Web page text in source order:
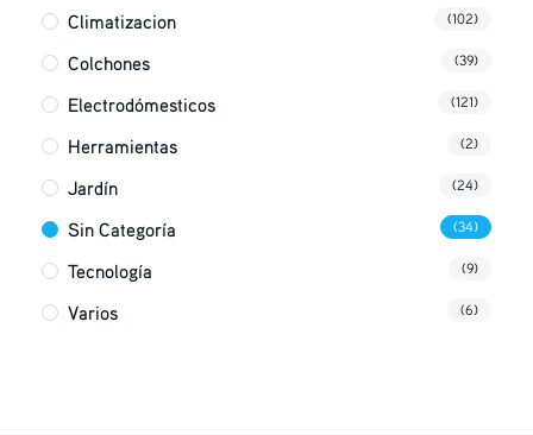
Climatizacion (102)
Colchones (39)
Electrodómesticos (121)
Herramientas (2)
Jardín (24)
Sin Categoría (34)
Tecnología (9)
Varios (6)